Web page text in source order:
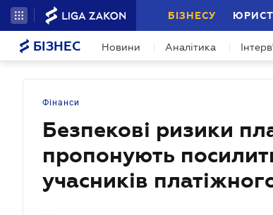
БІЗНЕСУ
БІЗНЕС Новини Аналітика
Фінанси
Безпекові ризики
пропонують
учасників